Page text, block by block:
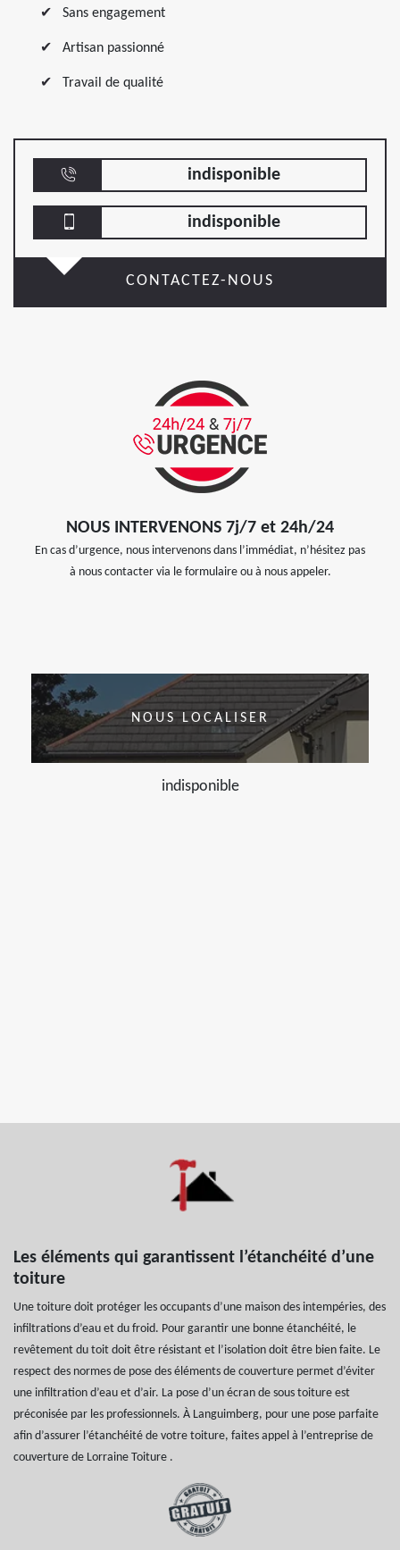
Sans engagement
Artisan passionné
Travail de qualité
indisponible
indisponible
CONTACTEZ-NOUS
NOUS INTERVENONS 7j/7 et 24h/24
En cas d’urgence, nous intervenons dans l’immédiat, n’hésitez pas
à nous contacter via le formulaire ou à nous appeler.
NOUS LOCALISER
indisponible
Les éléments qui garantissent l’étanchéité d’une
toiture
Une toiture doit protéger les occupants d’une maison des intempéries, des
infiltrations d’eau et du froid. Pour garantir une bonne étanchéité, le
revêtement du toit doit être résistant et l’isolation doit être bien faite. Le
respect des normes de pose des éléments de couverture permet d’éviter
une infiltration d’eau et d’air. La pose d’un écran de sous toiture est
préconisée par les professionnels. À Languimberg, pour une pose parfaite
afin d’assurer l’étanchéité de votre toiture, faites appel à l’entreprise de
couverture de Lorraine Toiture .